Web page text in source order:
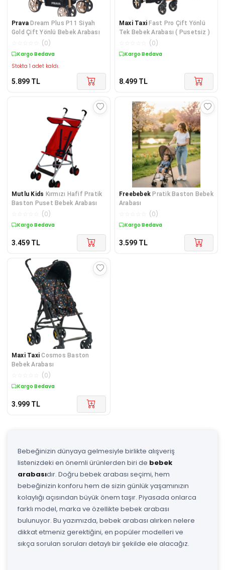
Prava Dream Plus P11 Siyah
Gold Çift Yönlü Bebek Arabası
(0)
Kargo Bedava
Stokta 1 adet kaldı.
5.899 TL
Maxi Taxi Fast Pro Çift Yönlü
Tek Bebek Arabası ( Pusetsiz )
(0)
Kargo Bedava
8.499 TL
Mutlu Kids Kırmızı Hafif Pratik
Baston Puset Bebek Arabası
(0)
Kargo Bedava
3.459 TL
Freebebek Pratik Baston Bebek
Arabası
(0)
Kargo Bedava
3.599 TL
Maxi Taxi Cosmos Baston
Bebek Arabası
(0)
Kargo Bedava
3.999 TL
Bebeğinizin dünyaya gelmesiyle birlikte alışveriş
listenizdeki en önemli ürünlerden biri de bebek
arabasıdır. Doğru bebek arabası seçimi, hem
bebeğinizin konforu hem de sizin günlük yaşamınızın
kolaylığı açısından büyük önem taşır. Piyasada onlarca
farklı model, marka ve özellikte bebek arabası
bulunuyor. Bu yazımızda, bebek arabası alırken nelere
dikkat etmeniz gerektiğini, en popüler modelleri ve
sıkça sorulan soruları detaylı bir şekilde ele alacağız.